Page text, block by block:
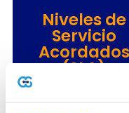
Niveles de
Servicio
Acordados
(SLA)